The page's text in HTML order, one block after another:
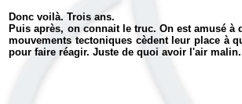
Donc voilà. Trois ans.
Puis après, on connait le truc. On est amusé
mouvements tectoniques cèdent leur place à
pour faire réagir. Juste de quoi avoir l'air